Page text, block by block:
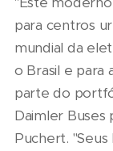
para centros
mundial da
o Brasil e para
parte do
Daimler Buses
Puchert.